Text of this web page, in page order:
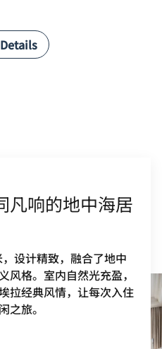
凡响的地中海居
设计精致，融合了地中
风格。室内自然光充盈，
拉经典风情，让每次入住
之旅。